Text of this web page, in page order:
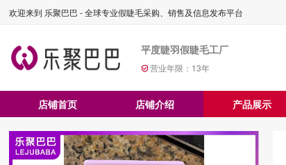
欢迎来到 乐聚巴巴 - 全球专业假睫毛采购、销售及信息发布平台
平度睫羽假睫毛工厂
营业年限： 13年
店铺首页 店铺介绍 产品展示